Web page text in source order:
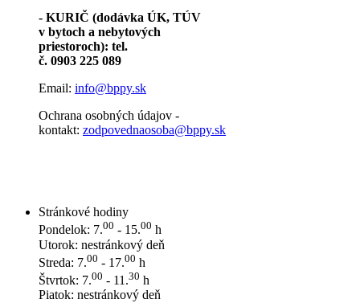
- KURIČ (dodávka ÚK, TÚV
v bytoch a nebytových
priestoroch): tel.
č. 0903 225 089
Email: info@bppy.sk
Ochrana osobných údajov -
kontakt: zodpovednaosoba@bppy.sk
Stránkové hodiny
Pondelok: 7.00 - 15.00 h
Utorok: nestránkový deň
Streda: 7.00 - 17.00 h
Štvrtok: 7.00 - 11.30 h
Piatok: nestránkový deň